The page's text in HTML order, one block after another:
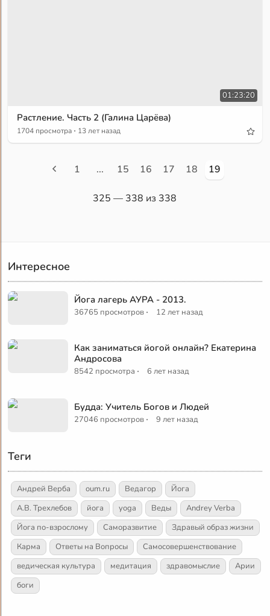
01:23:20
Растление. Часть 2 (Галина Царёва)
1704 просмотра · 13 лет назад
1 ... 15 16 17 18 19
325 — 338 из 338
Интересное
Йога лагерь АУРА - 2013.
36765 просмотров · 12 лет назад
Как заниматься йогой онлайн? Екатерина
Андросова
8542 просмотра · 6 лет назад
Будда: Учитель Богов и Людей
27046 просмотров · 9 лет назад
Теги
Андрей Верба oum.ru Ведагор
Йога
А.В. Трехлебов
йога yoga Веды
Andrey Verba
Йога по-взрослому
Саморазвитие
Здравый образ жизни
Карма
Ответы на Вопросы
Самосовершенствование
ведическая культура
медитация здравомыслие
Арии
боги